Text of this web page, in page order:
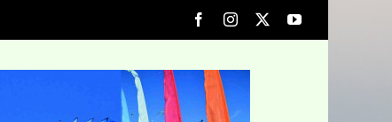
FacebookInstagram YouTube